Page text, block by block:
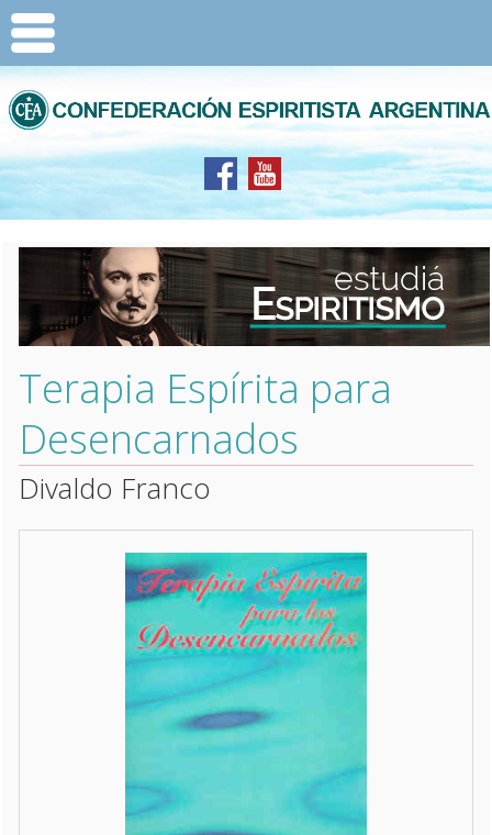
Terapia Espírita para
Desencarnados
Divaldo Franco